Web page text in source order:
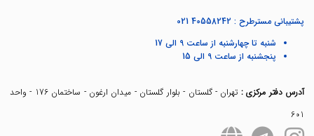
پشتیبانی مسترطرح : 021 40558242
شنبه تا چهارشنبه از ساعت 9 الی 17
پنجشنبه از ساعت 9 الی 15
آدرس دفتر مرکزی :
تهران - گلستان - بلوار گلستان - میدان ارغون - ساختمان 176 - واحد
601